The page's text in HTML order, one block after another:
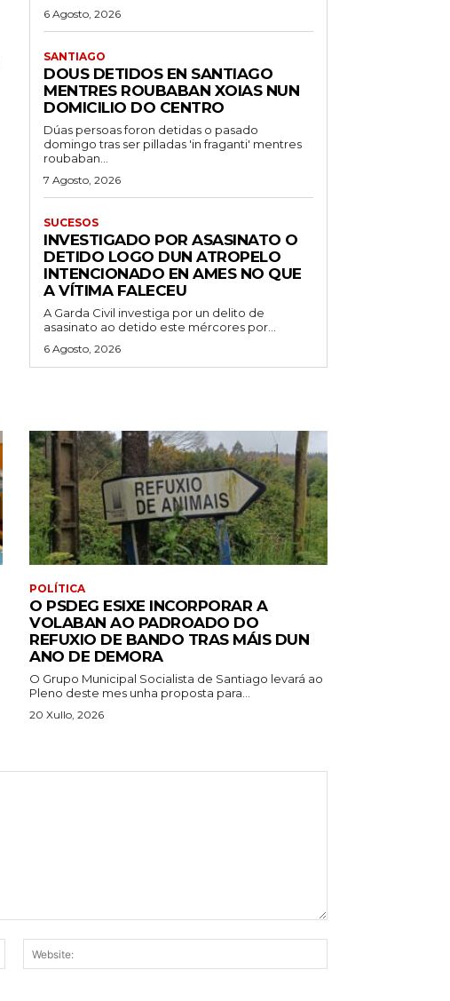
6 Agosto, 2026
SANTIAGO
DOUS DETIDOS EN SANTIAGO
MENTRES ROUBABAN XOIAS NUN
DOMICILIO DO CENTRO
Dúas persoas foron detidas o pasado
domingo tras ser pilladas 'in fraganti' mentres
roubaban...
7 Agosto, 2026
SUCESOS
INVESTIGADO POR ASASINATO O
DETIDO LOGO DUN ATROPELO
INTENCIONADO EN AMES NO QUE
A VÍTIMA FALECEU
A Garda Civil investiga por un delito de
asasinato ao detido este mércores por...
6 Agosto, 2026
POLÍTICA
O PSDEG ESIXE INCORPORAR A
VOLABAN AO PADROADO DO
REFUXIO DE BANDO TRAS MÁIS DUN
ANO DE DEMORA
O Grupo Municipal Socialista de Santiago levará ao
Pleno deste mes unha proposta para...
20 Xullo, 2026
Email:*